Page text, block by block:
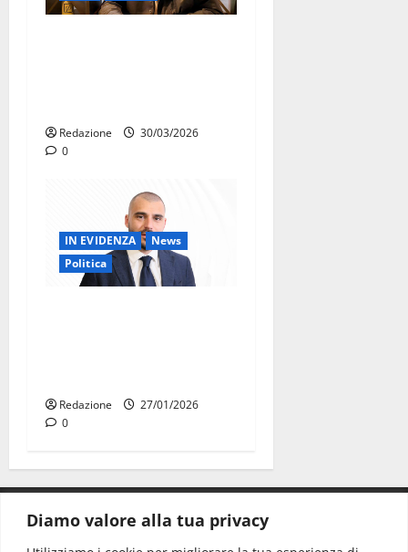
Diamo valore alla tua privacy
Redazione
30/03/2026
0
IN EVIDENZA
News
Politica
Redazione
27/01/2026
0
CONTATTI.